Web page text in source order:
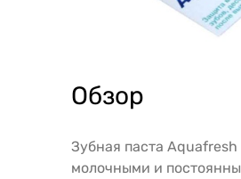
Обзор
Зубная паста
молочными и